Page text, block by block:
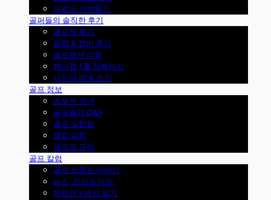
프로의 가방털기
골퍼들의 솔직한 후기
골프장 후기
클럽 & 장비 후기
골프패션 리뷰
핸디캡 1홀 정복하기
나만의 리뷰 쓰기
골프 정보
초보자 코너
골퍼들의 Q&A
골프 실험실
클럽 피팅
골프의 규칙
골프 칼럼
골프 브랜드 이야기
뉴스, 건강 & 이슈
원팀장's 패션 일기